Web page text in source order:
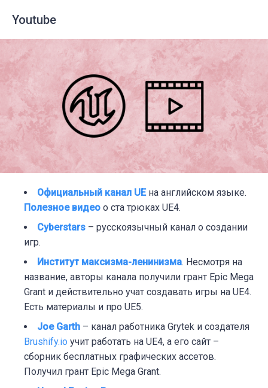
Youtube
Официальный канал UEна английском языке.
Полезное видео о ста трюках UE4.
Cyberstars – русскоязычный канал о создании
игр.
Институт максизма-ленинизма. Несмотря на
название, авторы канала получили грант Epic Mega
Grant и действительно учат создавать игры на UE4.
Есть материалы и про UE5.
Joe Garth – канал работника Grytek и создателя
Brushify.io учит работать на UE4, а его сайт –
сборник бесплатных графических ассетов.
Получил грант Epic Mega Grant.